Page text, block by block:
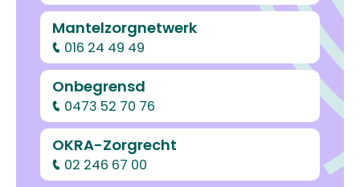
Mantelzorgnetwerk
016 24 49 49
Onbegrensd
0473 52 70 76
OKRA-Zorgrecht
02 246 67 00